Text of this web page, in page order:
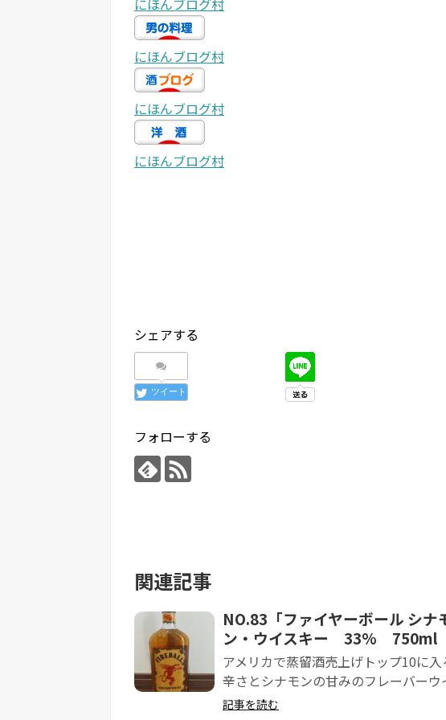
にほんブログ村
にほんブログ村
にほんブログ村
シェアする
ツイート
フォローする
関連記事
NO.83「ファイヤーボール シ
ン・ウイスキー 33% 750ml
アメリカで蒸留酒売上げトップ10に
辛さとシナモンの甘みのフレーバーウ
記事を読む